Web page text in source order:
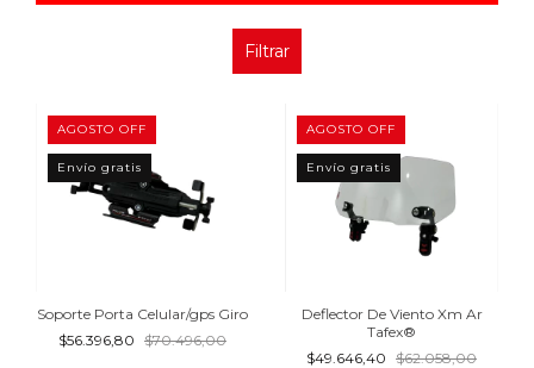
Filtrar
AGOSTO OFF
Envío gratis
Soporte Porta Celular/gps Giro
$56.396,80 $70.496,00
AGOSTO OFF
Envío gratis
Deflector De Viento Xm Ar
Tafex®
$49.646,40 $62.058,00